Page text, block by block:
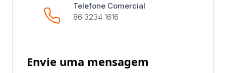
Telefone Comercial
86 3234 1616
Envie uma mensagem